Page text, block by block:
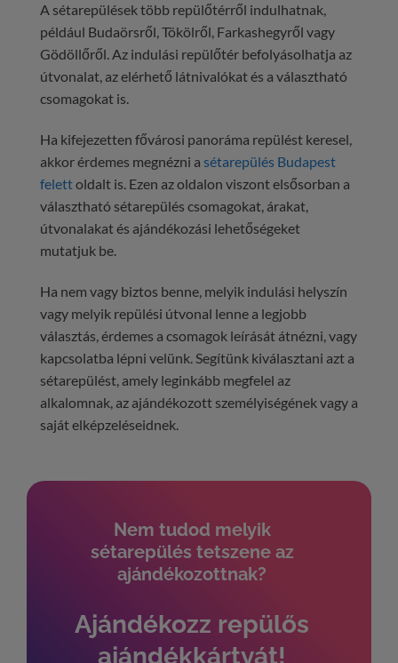
A sétarepülések több repülőtérről indulhatnak,
például Budaörsről, Tökölről, Farkashegyről vagy
Gödöllőről. Az indulási repülőtér befolyásolhatja az
útvonalat, az elérhető látnivalókat és a választható
csomagokat is.
Ha kifejezetten fővárosi panoráma repülést keresel,
akkor érdemes megnézni a sétarepülés Budapest
felettoldalt is. Ezen az oldalon viszont elsősorban a
választható sétarepülés csomagokat, árakat,
útvonalakat és ajándékozási lehetőségeket
mutatjuk be.
Ha nem vagy biztos benne, melyik indulási helyszín
vagy melyik repülési útvonal lenne a legjobb
választás, érdemes a csomagok leírását átnézni, vagy
kapcsolatba lépni velünk. Segítünk kiválasztani azt a
sétarepülést, amely leginkább megfelel az
alkalomnak, az ajándékozott személyiségének vagy a
saját elképzeléseidnek.
Nem tudod melyik
sétarepülés tetszene az
ajándékozottnak?
Ajándékozz repülős
ajándékkártyát!